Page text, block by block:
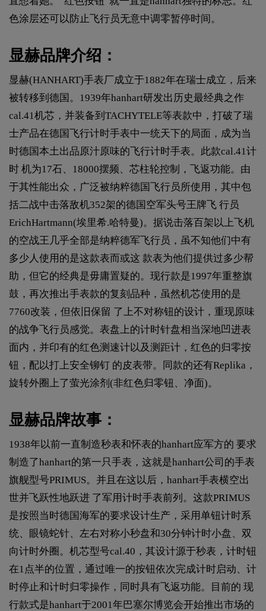
色涂层还可以防止飞行员无意中调零暂停时间。
显赫品牌介绍：
显赫(HANHART)手表厂成立于1882年在瑞士成立，后来
被转移到德国。1939年hanhart研发出历史最经典之作
cal.41机芯，并装备到TACHYTELE等表款中，打破了瑞
士产品在德国飞行计时手表中一统天下的局面，成为当
时德国本土出品原汁原味的飞行计时手表。此款cal.41计
时 机为17石、18000摆频、芯柱轮控制，飞返功能。由
于其性能出众，广泛被纳粹德国飞行员所使用，其中包
括二战中击落敌机352架的德国空军头号王牌飞 行员
ErichHartmann(埃里希.哈特曼)。据说击落百架以上飞机
的空战王几乎全部是纳粹德军飞行员，虽不知他们中有
多少人使用的是这款表而或这 款表为他们提供过多少帮
助，但它的经典是毋庸置疑的。现行款是1997年重整旗
鼓，再次推出手表款的复刻品种，虽然机芯使用的是
7760改装，但依旧保留 了上不对称钮的设计，重现原味
的战争飞行员感觉。表盘上的计时针盘相当深地凹进表
面内，并印有的红色测速计以及测距计，红色的归零按
钮，配以打上安全铆钉 的皮表带。同款的还有Replika，
旋转外圈上了萤光涂剂(非红色归零钮、净面)。
显赫品牌故事：
1938年以前一直制造秒表和怀表的hanhart应军方的 要求
制造了hanhart的第一只手表，这就是hanhart公司的手表
旗舰型号PRIMUS。并且在这以后，hanhart手表横空出
世并飞跃性地跃进 了军用计时手表前列。这款PRIMUS
是按照当时德国海军的要求设计生产，采用单钮计时系
统、眼镜蛇针、左右对称小秒盘和30分钟计时小盘、双
向计时外圈。机芯型号cal.40，其设计源于秒表，计时钮
在1点半的位置，通过唯一的按钮依次完成计时启动、计
时停止和计时归零操作，同时具有飞返功能。目前的 现
行款式是hanhart于2001年巴塞尔博览会开始推出市场的